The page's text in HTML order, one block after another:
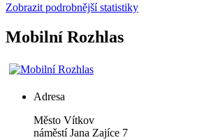
Zobrazit podrobnější statistiky
Mobilní Rozhlas
Adresa
Město Vítkov
náměstí Jana Zajíce 7